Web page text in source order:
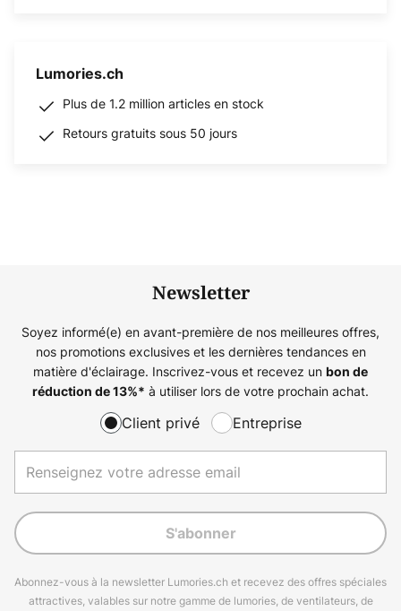
Lumories.ch
Plus de 1.2 million articles en stock
Retours gratuits sous 50 jours
Newsletter
Soyez informé(e) en avant-première de nos meilleures offres,
nos promotions exclusives et les dernières tendances en
matière d'éclairage. Inscrivez-vous et recevez un bon de
réduction de13%* à utiliser lors de votre prochain achat.
Client privé Entreprise
S'abonner
Abonnez-vous à la newsletter Lumories.ch et recevez des offres spéciales
attractives, valables sur notre gamme de lumories, de ventilateurs, de